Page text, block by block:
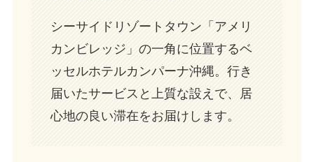
シーサイドリゾートタウン「アメリ
カンビレッジ」の一角に位置するベ
ッセルホテルカンパーナ沖縄。行き
届いたサービスと上質な設えで、居
心地の良い滞在をお届けします。